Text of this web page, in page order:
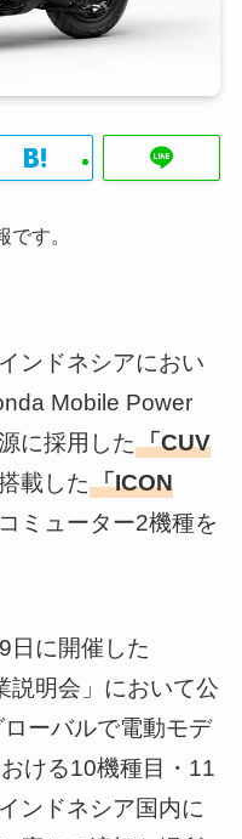
す。
ンドネシアにおい
Mobile Power
に採⽤した「CUV
載した「ICON
ミューター2機種を
日に開催した
説明会」において公
ーバルで電動モデ
ける10機種目・11
ンドネシア国内に